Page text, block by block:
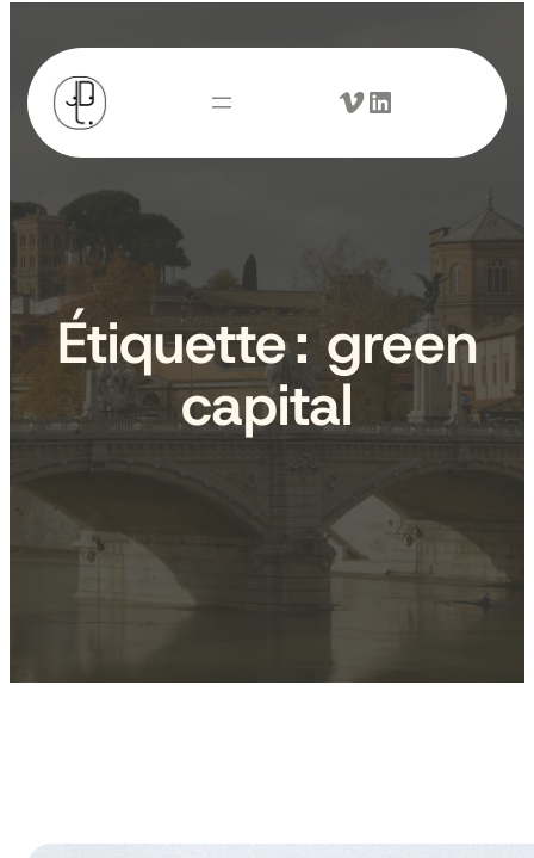
Aller
au
contenu
Vimeo LinkedIn
Étiquette :green
capital